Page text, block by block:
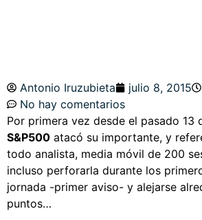
Antonio Iruzubieta julio 8, 2015
No hay comentarios
Por primera vez desde el pasado 13
S&P500 atacó su importante, y
todo analista, media móvil de 200
incluso perforarla durante los
jornada -primer aviso- y alejarse
puntos…